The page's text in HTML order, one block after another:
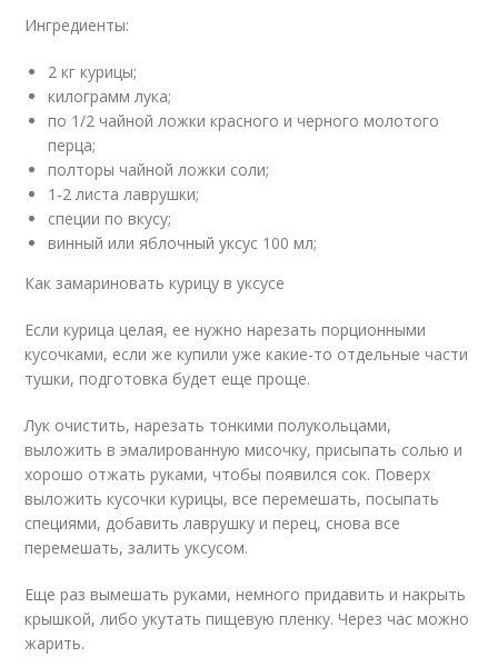
Ингредиенты:
2 кг курицы;
килограмм лука;
по 1/2 чайной ложки красного и черного молотого
перца;
полторы чайной ложки соли;
1-2 листа лаврушки;
специи по вкусу;
винный или яблочный уксус 100 мл;
Как замариновать курицу в уксусе
Если курица целая, ее нужно нарезать порционными
кусочками, если же купили уже какие-то отдельные части
тушки, подготовка будет еще проще.
Лук очистить, нарезать тонкими полукольцами,
выложить в эмалированную мисочку, присыпать солью и
хорошо отжать руками, чтобы появился сок. Поверх
выложить кусочки курицы, все перемешать, посыпать
специями, добавить лаврушку и перец, снова все
перемешать, залить уксусом.
Еще раз вымешать руками, немного придавить и накрыть
крышкой, либо укутать пищевую пленку. Через час можно
жарить.